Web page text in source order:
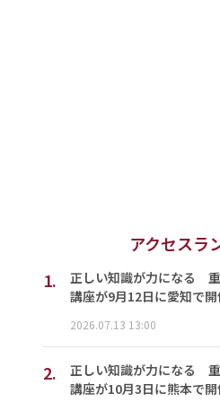
アクセスラ
1.
正しい知識が力になる
講座が9月12日に愛知で
2026.07.13 13:00
2.
正しい知識が力になる
講座が10月3日に熊本で